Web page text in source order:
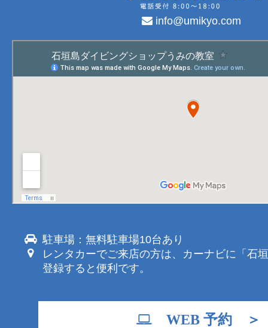
info@umikyo.com
駐車場：無料駐車場10台あり
レンタカーでご来店の方は、カーナビに「石
登録すると便利です。
WEB 予約 ＞